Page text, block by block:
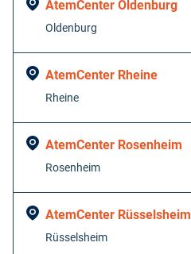
AtemCenter Oldenburg
Oldenburg
AtemCenter Rheine
Rheine
AtemCenter Rosenheim
Rosenheim
AtemCenter Rüsselsheim
Rüsselsheim